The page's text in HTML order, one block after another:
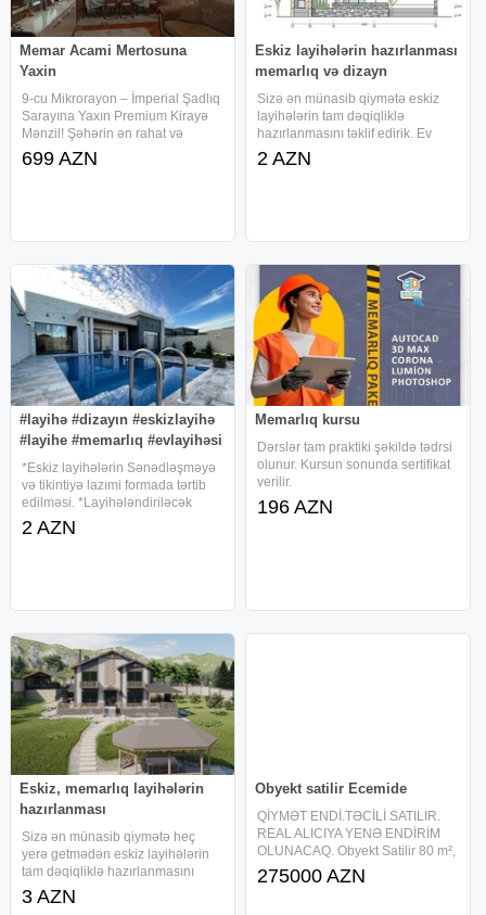
Memar Acami Mertosuna
Yaxin
9-cu Mikrorayon – İmperial Şadlıq
Sarayına Yaxın Premium Kirayə
Mənzil! Şəhərin ən rahat və
əlverişli nöqtələrindən birində
yerləşən bu zövqlə təmir olunmuş
699 AZN
Eskiz layihələrin hazırlanması
memarlıq və dizayn
Sizə ən münasib qiymətə eskiz
layihələrin tam dəqiqliklə
hazırlanmasını təklif edirik. Ev
tikintisinə icazə və mövcud
tikililərə Kupçanın alınması üçün
2 AZN
#layihə #dizayın #eskizlayihə
#layihe #memarlıq #evlayihəsi
*Eskiz layihələrin Sənədləşməyə
və tikintiyə lazımi formada tərtib
edilməsi. *Layihələndiriləcək
evlər 1kv/m -2 azn olaraq
hesablanır *Layihə 100kv/m dən
2 AZN
Memarlıq kursu
Dərslər tam praktiki şəkildə tədrsi
olunur. Kursun sonunda sertifikat
verilir.
196 AZN
Eskiz, memarlıq layihələrin
hazırlanması
Sizə ən münasib qiymətə heç
yerə getmədən eskiz layihələrin
tam dəqiqliklə hazırlanmasını
təklif edirik. Ev tikintisinə icazə və
mövcud tikililərə Kupçanın
3 AZN
Obyekt satilir Ecemide
QİYMƏT ENDİ.TƏCİLİ SATILIR.
REAL ALICIYA YENƏ ENDİRİM
OLUNACAQ. Obyekt Satilir 80 m²,
Baki şəhəri, Memar Əcəmi
m.Nəsimi rayonu, H.Seyidzadə
275000 AZN